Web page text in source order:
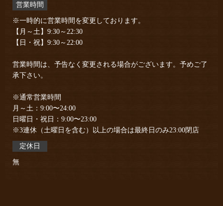
営業時間
※一時的に営業時間を変更しております。
【月～土】9:30～22:30
【日・祝】9:30～22:00
営業時間は、予告なく変更される場合がございます。予めご了
承下さい。
※通常営業時間
月～土：9:00〜24:00
日曜日・祝日：9:00〜23:00
※3連休（土曜日を含む）以上の場合は最終日のみ23:00閉店
定休日
無